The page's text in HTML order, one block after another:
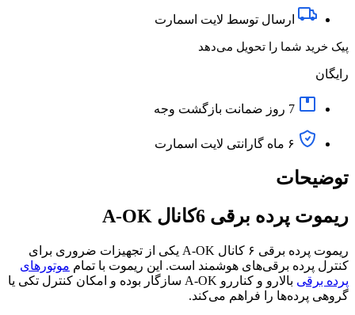
ارسال توسط لایت اسمارت
پیک خرید شما را تحویل می‌دهد
رایگان
7 روز ضمانت بازگشت وجه
۶ ماه گارانتی لایت اسمارت
توضیحات
ریموت پرده برقی 6کانال A-OK
ریموت پرده برقی ۶ کانال A-OK یکی از تجهیزات ضروری برای
کنترل پرده برقی‌های هوشمند است. این ریموت با تمام موتورهای
پرده برقی
بالارو و کناررو A-OK سازگار بوده و امکان کنترل تکی یا
گروهی پرده‌ها را فراهم می‌کند.